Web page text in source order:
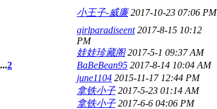
小王子-威廉 2017-10-23 07:06 PM
girlparadiseent 2017-8-15 10:12
PM
娃娃珍藏阁 2017-5-1 09:37 AM
...2 BaBeBean95 2017-8-14 10:04 AM
june1104 2015-11-17 12:44 PM
拿铁小子 2017-5-23 01:14 AM
拿铁小子 2017-6-6 04:06 PM